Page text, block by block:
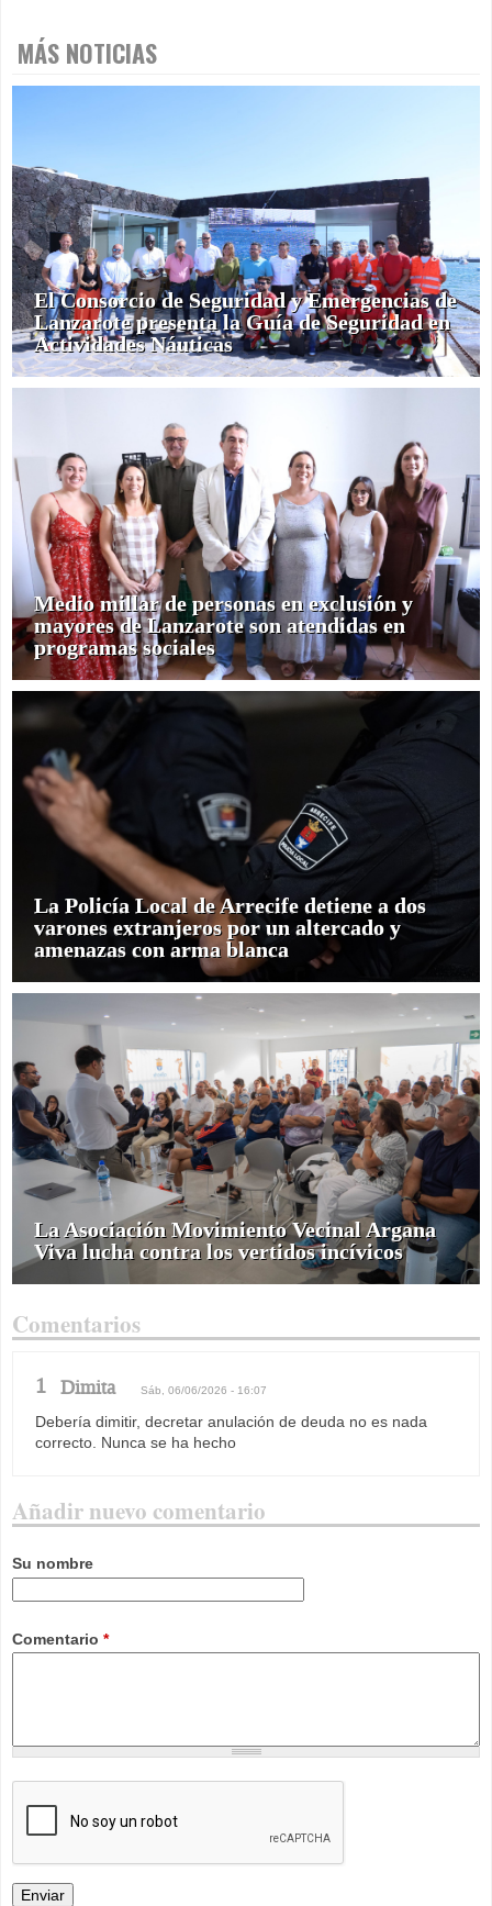
MÁS NOTICIAS
El Consorcio de Seguridad y Emergencias de
Lanzarote presenta la Guía de Seguridad en
Actividades Náuticas
Medio millar de personas en exclusión y
mayores de Lanzarote son atendidas en
programas sociales
La Policía Local de Arrecife detiene a dos
varones extranjeros por un altercado y
amenazas con arma blanca
La Asociación Movimiento Vecinal Argana
Viva lucha contra los vertidos incívicos
Comentarios
1 Dimita Sáb, 06/06/2026 - 16:07
Debería dimitir, decretar anulación de deuda no es nada
correcto. Nunca se ha hecho
Añadir nuevo comentario
Su nombre
Comentario *